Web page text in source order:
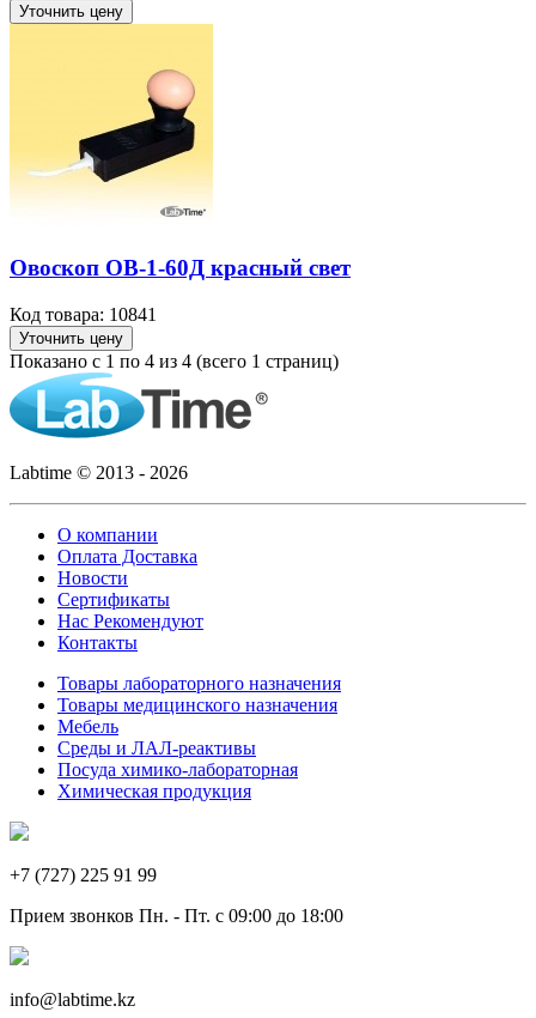
Уточнить цену
Овоскоп ОВ-1-60Д красный свет
Код товара: 10841
Уточнить цену
Показано с 1 по 4 из 4 (всего 1 страниц)
Labtime © 2013 - 2026
О компании
Оплата Доставка
Новости
Сертификаты
Нас Рекомендуют
Контакты
Товары лабораторного назначения
Товары медицинского назначения
Мебель
Среды и ЛАЛ-реактивы
Посуда химико-лабораторная
Химическая продукция
+7 (727) 225 91 99
Прием звонков Пн. - Пт. с 09:00 до 18:00
info@labtime.kz